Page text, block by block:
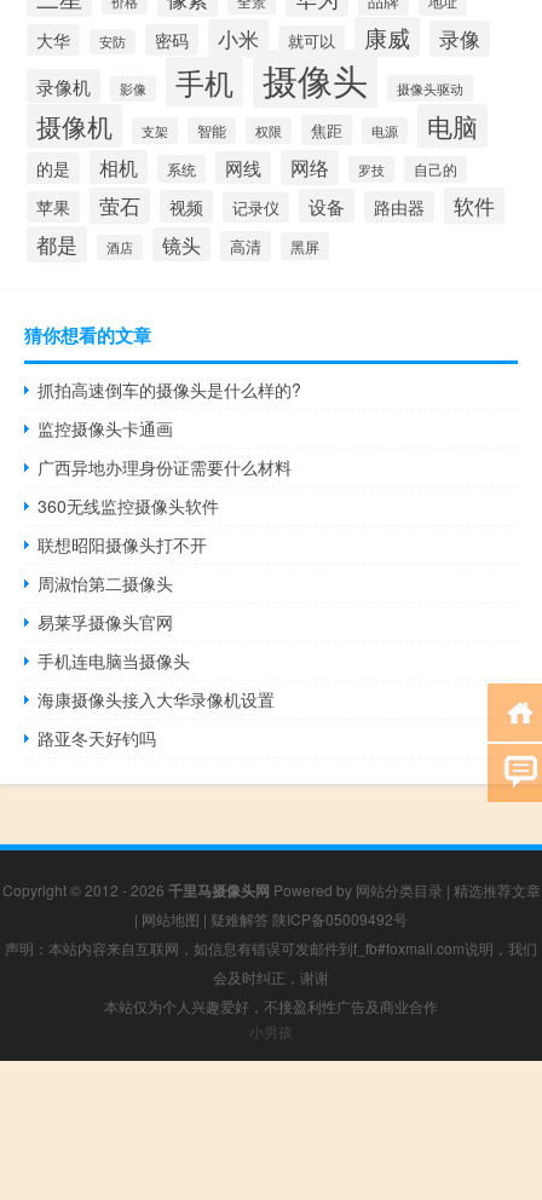
大华 安防 密码 小米 就可以 康威 录像
录像机 影像 手机 摄像头 摄像头驱动
摄像机 支架 智能 权限 焦距 电源 电脑
的是 相机 系统 网线 网络 罗技 自己的
苹果 萤石 视频 记录仪 设备 路由器
软件
都是
酒店 镜头 高清 黑屏
猜你想看的文章
抓拍高速倒车的摄像头是什么样的?
监控摄像头卡通画
广西异地办理身份证需要什么材料
360无线监控摄像头软件
联想昭阳摄像头打不开
周淑怡第二摄像头
易莱孚摄像头官网
手机连电脑当摄像头
海康摄像头接入大华录像机设置
路亚冬天好钓吗
Copyright © 2012 - 2026 千里马摄像头网 Powered by 网站分类目录 | 精选推荐文章
| 网站地图 | 疑难解答 陕ICP备05009492号
声明：本站内容来自互联网，如信息有错误可发邮件到f_fb#foxmail.com说明，我们
会及时纠正，谢谢
本站仅为个人兴趣爱好，不接盈利性广告及商业合作
小男孩